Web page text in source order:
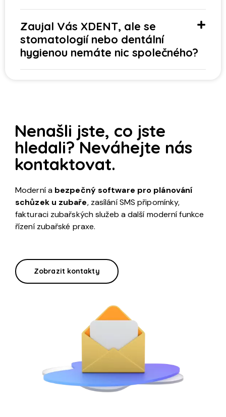
Zaujal Vás XDENT, ale se
stomatologií nebo dentální
hygienou nemáte nic společného?
Nenašli jste, co jste
hledali? Neváhejte nás
kontaktovat.
Moderní a bezpečný software pro plánování
schůzek u zubaře, zasílání SMS připomínky,
fakturaci zubařských služeb a další moderní funkce
řízení zubařské praxe.
Zobrazit kontakty